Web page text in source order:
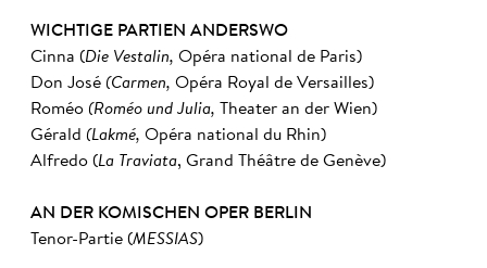
WICHTIGE PARTIEN ANDERSWO
Cinna (Die Vestalin, Opéra national de Paris)
Don José (Carmen, Opéra Royal de Versailles)
Roméo (Roméo und Julia,
Theater an der Wien)
Gérald (Lakmé, Opéra national du Rhin)
Alfredo (La Traviata, Grand Théâtre de Genève)
AN DER KOMISCHEN OPER BERLIN
Tenor-Partie (MESSIAS)